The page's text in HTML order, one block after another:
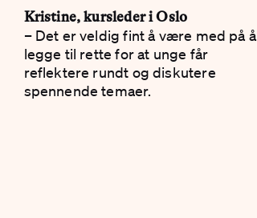
Kristine, kursleder i Oslo
– Det er veldig fint å være med på å
legge til rette for at unge får
reflektere rundt og diskutere
spennende temaer.